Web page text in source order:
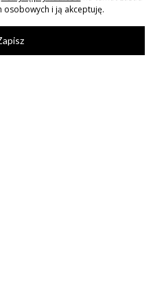
osobowych i ją akceptuję.